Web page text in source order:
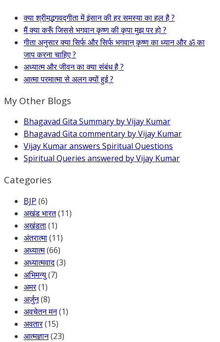
क्या श्रीमद्भगवद्गीता में इंसान की हर समस्या का हल है ?
मैं क्या करूँ जिससे भगवान कृष्ण की कृपा मुझ पर हो ?
गीता अनुसार क्या सिर्फ और सिर्फ भगवान् कृष्ण का ध्यान और ॐ का
जाप करना चाहिए ?
अध्यात्म और जीवन का क्या संबंध है ?
आत्मा परमात्मा से अलग क्यों हुई ?
My Other Blogs
Bhagavad Gita Summary by Vijay Kumar
Bhagavad Gita commentary by Vijay Kumar
Vijay Kumar answers Spiritual Questions
Spiritual Queries answered by Vijay Kumar
Categories
BJP (6)
अखंड भारत(11)
अखंडता(1)
अंतरात्मा(11)
अध्यात्म(66)
अध्यात्मवाद(3)
अभिमन्यु(7)
अमर(1)
अर्जुन(8)
अवचेतन मन(1)
अवतार(15)
आत्मज्ञान(23)